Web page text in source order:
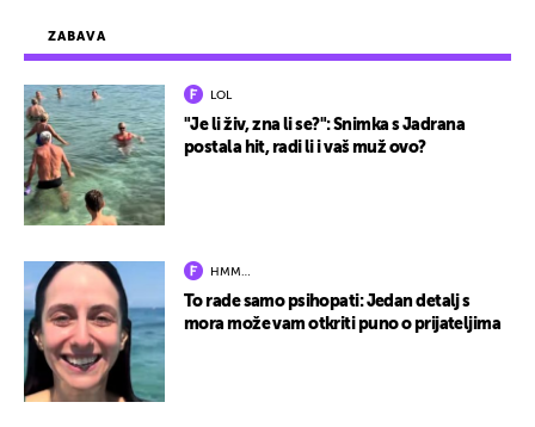
ZABAVA
LOL
"Je li živ, zna li se?": Snimka s Jadrana
postala hit, radi li i vaš muž ovo?
HMM…
To rade samo psihopati: Jedan detalj s
mora može vam otkriti puno o prijateljima